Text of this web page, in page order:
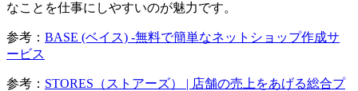
なことを仕事にしやすいのが魅力です。
参考： BASE (ベイス) -無料で簡単なネットショップ作成サ
ービス
参考： STORES（ストアーズ） | 店舗の売上をあげる総合プ